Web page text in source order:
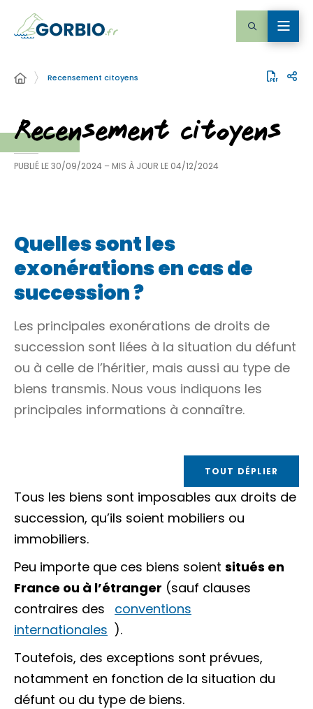
Recensement citoyens
Recensement citoyens
PUBLIÉ LE30/09/2024 – MIS À JOUR LE 04/12/2024
Quelles sont les
exonérations en cas de
succession ?
Les principales exonérations de droits de
succession sont liées à la situation du défunt
ou à celle de l’héritier, mais aussi au type de
biens transmis. Nous vous indiquons les
principales informations à connaître.
TOUT DÉPLIER
Tous les biens sont imposables aux droits de
succession, qu’ils soient mobiliers ou
immobiliers.
Peu importe que ces biens soient situés en
France ou à l’étranger (sauf clauses
contraires des
conventions
internationales ).
Toutefois, des exceptions sont prévues,
notamment en fonction de la situation du
défunt ou du type de biens.